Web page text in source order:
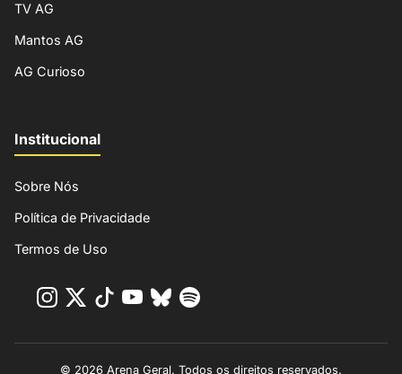
TV AG
Mantos AG
AG Curioso
Institucional
Sobre Nós
Política de Privacidade
Termos de Uso
© 2026 Arena Geral. Todos os direitos reservados.